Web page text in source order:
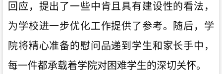
回应，提出了一些中肯且具有建设性的看法，
为学校进一步优化工作提供了参考。随后，学
院将精心准备的慰问品递到学生和家长手中，
每一件都承载着学院对困难学生的深切关怀。